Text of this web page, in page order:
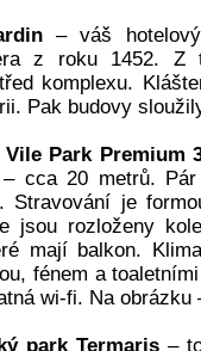
– váš
z roku 1452. Z
komplexu.
Pak budovy
Vile Park Premium
– cca 20 metrů.
Stravování je
jsou rozloženy
mají balkon.
fénem a
wi-fi. Na obrázku
park Termaris –